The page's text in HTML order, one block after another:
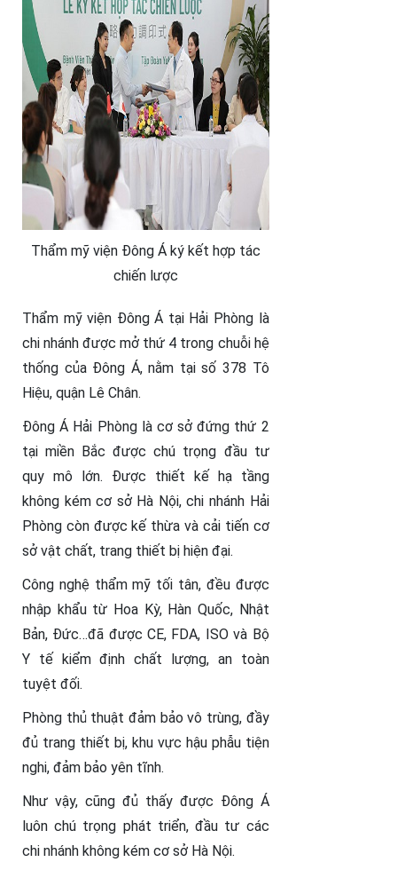
Thẩm mỹ viện Đông Á ký kết hợp tác
chiến lược
Thẩm mỹ viện Đông Á tại Hải Phòng là
chi nhánh được mở thứ 4 trong chuỗi hệ
thống của Đông Á, nằm tại số 378 Tô
Hiệu, quận Lê Chân.
Đông Á Hải Phòng là cơ sở đứng thứ 2
tại miền Bắc được chú trọng đầu tư
quy mô lớn. Được thiết kế hạ tầng
không kém cơ sở Hà Nội, chi nhánh Hải
Phòng còn được kế thừa và cải tiến cơ
sở vật chất, trang thiết bị hiện đại.
Công nghệ thẩm mỹ tối tân, đều được
nhập khẩu từ Hoa Kỳ, Hàn Quốc, Nhật
Bản, Đức…đã được CE, FDA, ISO và Bộ
Y tế kiểm định chất lượng, an toàn
tuyệt đối.
Phòng thủ thuật đảm bảo vô trùng, đầy
đủ trang thiết bị, khu vực hậu phẫu tiện
nghi, đảm bảo yên tĩnh.
Như vậy, cũng đủ thấy được Đông Á
luôn chú trọng phát triển, đầu tư các
chi nhánh không kém cơ sở Hà Nội.